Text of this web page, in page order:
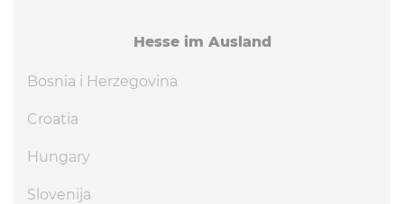
Hesse im Ausland
Bosnia i Herzegovina
Croatia
Hungary
Slovenija